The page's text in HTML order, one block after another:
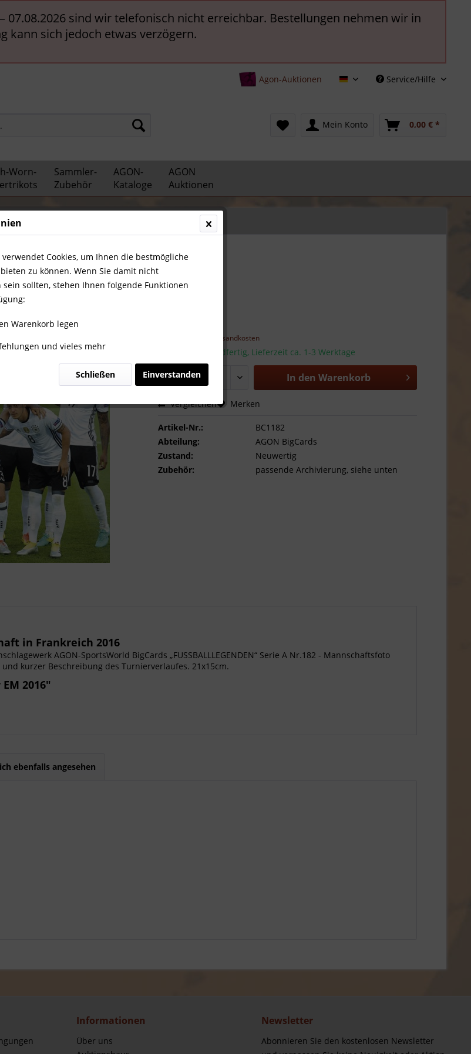
07.08.2026 sind wir telefonisch nicht erreichbar. Bestellungen nehmen wir in
kann sich jedoch etwas verzögern.
Agon-Auktionen Deutsch Service/Hilfe
Mein Konto 0,00 € *
Worn-
Sammler-
Zubehör
AGON-
Kataloge
AGON
Auktionen
zzgl. Versandkosten
Sofort versandfertig, Lieferzeit ca. 1-3 Werktage
In den Warenkorb
Vergleichen Merken
Artikel-Nr.:
BC1182
Abteilung:
AGON BigCards
Zustand:
Neuwertig
Zubehör:
passende Archivierung, siehe unten
in Frankreich 2016
AGON-SportsWorld BigCards „FUSSBALLLEGENDEN“ Serie A Nr.182 - Mannschaftsfoto
kurzer Beschreibung des Turnierverlaufes. 21x15cm.
2016"
ebenfalls angesehen
Informationen
Über uns
Newsletter
Abonnieren Sie den kostenlosen Newsletter
verwendet Cookies, um Ihnen die bestmögliche
zu können. Wenn Sie damit nicht
sollten, stehen Ihnen folgende Funktionen
Warenkorb legen
und vieles mehr
Einverstanden
Schließen